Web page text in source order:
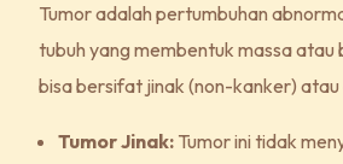
Tumor adalah pertumbuhan
tubuh yang membentuk massa atau
bisa bersifat jinak (non-kanker)
Tumor Jinak: Tumor ini tidak